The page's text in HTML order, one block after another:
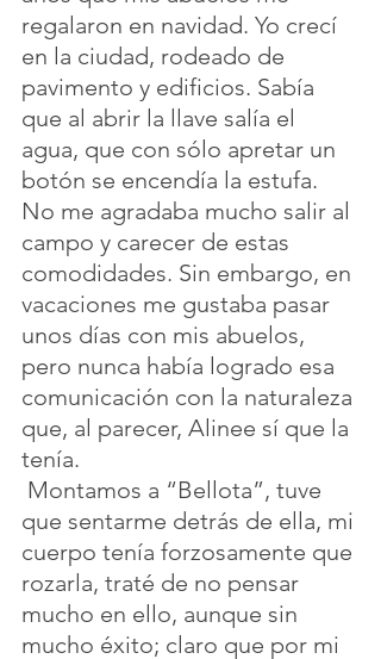
regalaron en navidad. Yo crecí
en la ciudad, rodeado de
pavimento y edificios. Sabía
que al abrir la llave salía el
agua, que con sólo apretar un
botón se encendía la estufa.
No me agradaba mucho salir al
campo y carecer de estas
comodidades. Sin embargo, en
vacaciones me gustaba pasar
unos días con mis abuelos,
pero nunca había logrado esa
comunicación con la naturaleza
que, al parecer, Alinee sí que la
tenía.
que sentarme detrás de ella, mi
cuerpo tenía forzosamente que
rozarla, traté de no pensar
mucho en ello, aunque sin
mucho éxito; claro que por mi